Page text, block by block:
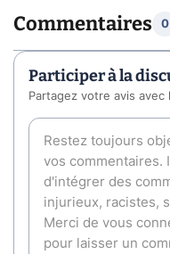
Commentaires 0
Participer à la
Partagez votre avis avec